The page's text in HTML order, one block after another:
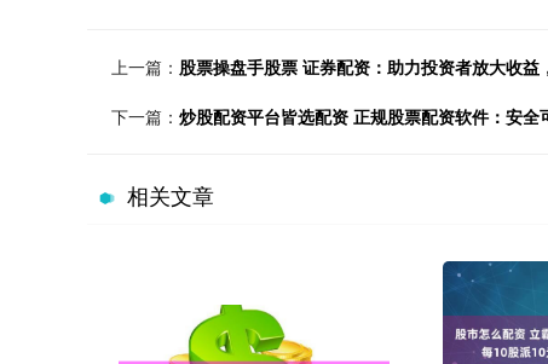
上一篇： 股票操盘手股票 证券配资：助力投资者放大收益
下一篇： 炒股配资平台皆选配资 正规股票配资软件：安全
相关文章